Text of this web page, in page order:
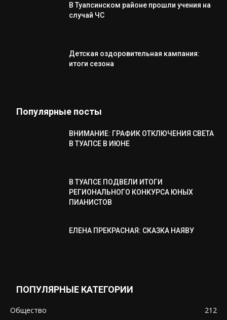
В Туапсинском районе прошли учения на
случай ЧС
Детская оздоровительная кампания:
итоги сезона
Популярные посты
ВНИМАНИЕ: ГРАФИК ОТКЛЮЧЕНИЯ СВЕТА
В ТУАПСЕ В ИЮНЕ
В ТУАПСЕ ПОДВЕЛИ ИТОГИ
РЕГИОНАЛЬНОГО КОНКУРСА ЮНЫХ
ПИАНИСТОВ
ЕЛЕНА ПРЕКРАСНАЯ: СКАЗКА НАЯВУ
ПОПУЛЯРНЫЕ КАТЕГОРИИ
Общество
212